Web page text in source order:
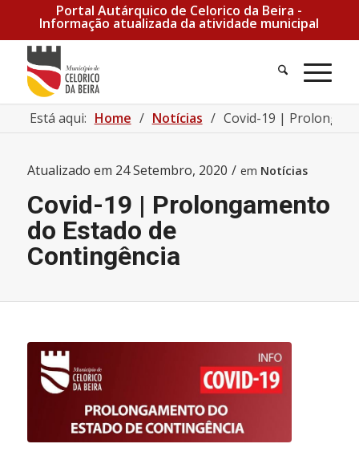
Portal Autárquico de Celorico da Beira -
Informação atualizada da atividade municipal
Pesquisa
Está aqui: Home / Notícias / Covid-19 |
Atualizado em 24 Setembro, 2020 / em Notícias
Covid-19 | Prolongamento
do Estado de
Contingência